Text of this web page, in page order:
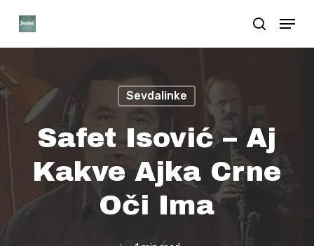
content
search
Menu
Sevdalinke
Safet Isović – Aj
Kakve Ajka Crne
Oči Ima
Close